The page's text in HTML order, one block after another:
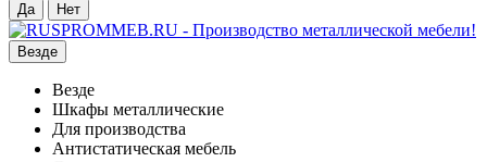
Везде
Везде
Шкафы металлические
Для производства
Антистатическая мебель